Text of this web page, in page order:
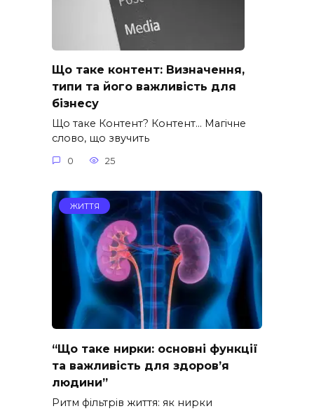
Що таке контент: Визначення,
типи та його важливість для
бізнесу
Що таке Контент? Контент… Магічне
слово, що звучить
0 25
ЖИТТЯ
“Що таке нирки: основні функції
та важливість для здоров’я
людини”
Ритм фільтрів життя: як нирки